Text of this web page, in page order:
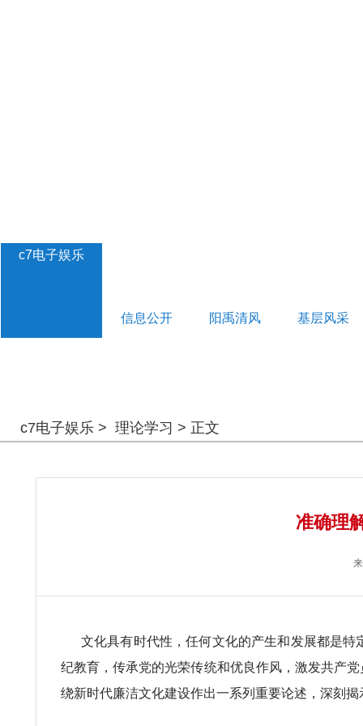
c7电子娱乐
信息公开 阳禹清风 基层风采
c7电子娱乐 > 理论学习 > 正文
准确理
文化具有时代性，任何文化的产生和发展都是特
纪教育，传承党的光荣传统和优良作风，激发共产
绕新时代廉洁文化建设作出一系列重要论述，深刻